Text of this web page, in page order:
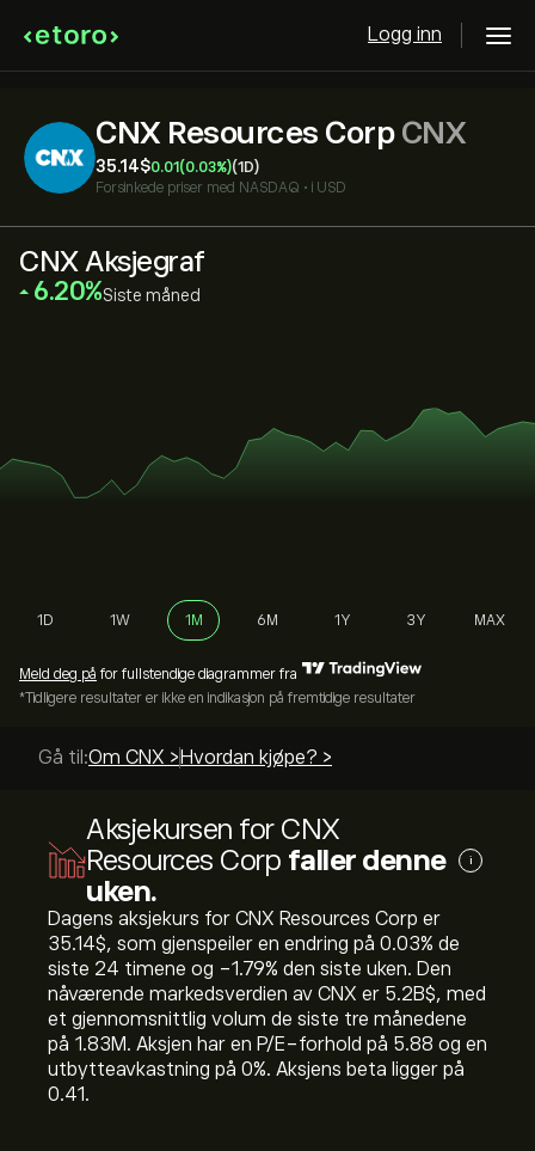
Logg inn
CNX Resources Corp CNX
35.14‎$‎0.01 (0.03%)(1D)
Forsinkede priser med NASDAQ • i USD
CNX Aksjegraf
‎6.20‎ Siste måned
1D 1W 1M 6M 1Y 3Y MAX
Meld deg på for fullstendige diagrammer fra
*Tidligere resultater er ikke en indikasjon på fremtidige resultater
Gå til:Om CNX > Hvordan kjøpe? >
Aksjekursen for CNX
Resources Corp faller denne
uken.
i
Dagens aksjekurs for CNX Resources Corp er
35.14‎$‎, som gjenspeiler en endring på ‎0.03‎% de
siste 24 timene og ‎-1.79‎% den siste uken. Den
nåværende markedsverdien av CNX er 5.2B‎$‎, med
et gjennomsnittlig volum de siste tre månedene
på 1.83M. Aksjen har en P/E-forhold på 5.88 og en
utbytteavkastning på 0%. Aksjens beta ligger på
0.41.